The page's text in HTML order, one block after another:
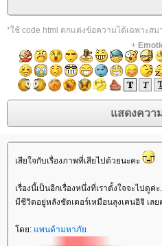
*ใช้ code html ตกแต่งข้อความได้เฉพาะสม
+
เสียใจกับเรื่องภาพที่เสียไปด้วยนะคะ
เรื่องนี้เป็นอีกเรื่องหนึ่งที่เราตั้งใจจะไปดูค่ะ...
มีชีวิตอยู่หลังชัตเตอร์เหมือนลุงเคนอิจิ เ
ดย: พนด้ามหาภั